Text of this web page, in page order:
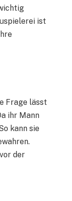
ist
Frage lässt
ihr Mann
kann sie
der